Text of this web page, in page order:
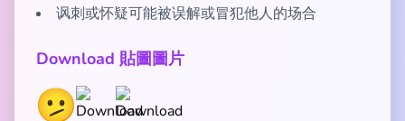
讽刺或怀疑可能被误解或冒犯他人的场合
Download 貼圖圖片